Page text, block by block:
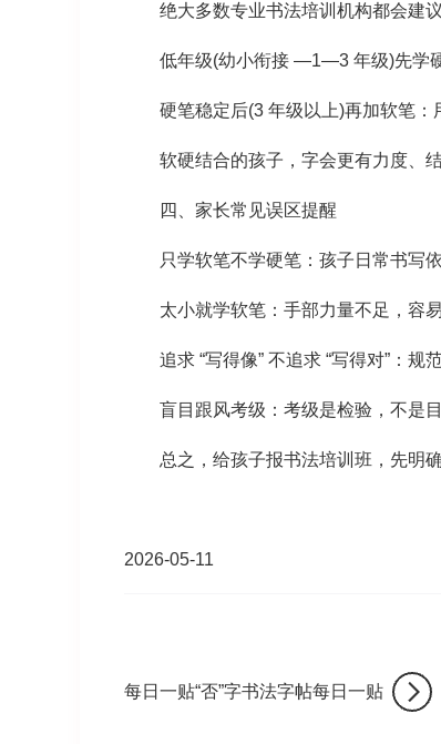
绝大多数专业书法培训机构都会建议
低年级(幼小衔接 —1—3 年级)先学硬
硬笔稳定后(3 年级以上)再加软笔：
软硬结合的孩子，字会更有力度、结
四、家长常见误区提醒
只学软笔不学硬笔：孩子日常书写依
太小就学软笔：手部力量不足，容易
追求 “写得像” 不追求 “写得对”：规范
盲目跟风考级：考级是检验，不是目
总之，给孩子报书法培训班 ，先明
2026-05-11
每日一贴“否”字书法字帖每日一贴